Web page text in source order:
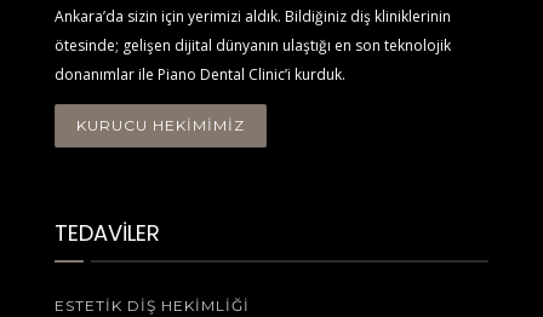
Ankara’da sizin için yerimizi aldık. Bildiğiniz diş kliniklerinin
ötesinde; gelişen dijital dünyanın ulaştığı en son teknolojik
donanımlar ile Piano Dental Clinic’i kurduk.
KURUCU HEKİMİMİZ
TEDAVİLER
ESTETIK DIŞ HEKIMLIĞI